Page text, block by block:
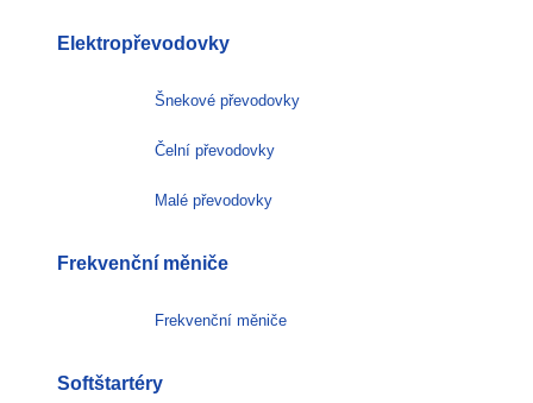
Elektropřevodovky
Šnekové převodovky
Čelní převodovky
Malé převodovky
Frekvenční měniče
Frekvenční měniče
Softštartéry